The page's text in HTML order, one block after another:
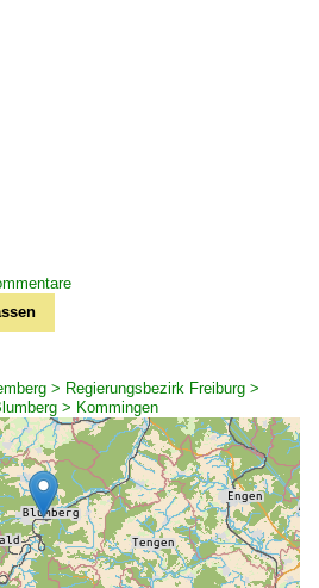
> Regierungsbezirk Freiburg >
> Kommingen